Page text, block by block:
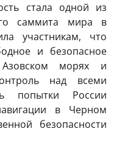
стала одной из
саммита мира в
участникам, что
и безопасное
морях и
над всеми
попытки России
в Черном
безопасности